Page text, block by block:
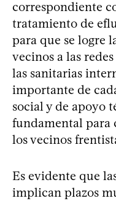
correspondiente
tratamiento de
para que se logre
vecinos a las
las sanitarias
importante de
social y de apoyo
fundamental para
los vecinos
Es evidente que
implican plazos